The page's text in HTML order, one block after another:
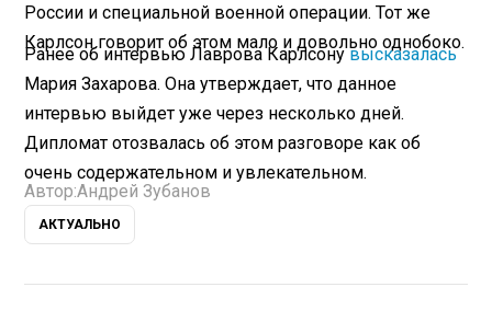
России и специальной военной операции. Тот же
Карлсон говорит об этом мало и довольно однобоко.
Ранее об интервью Лаврова Карлсонувысказалась
Мария Захарова. Она утверждает, что данное
интервью выйдет уже через несколько дней.
Дипломат отозвалась об этом разговоре как об
очень содержательном и увлекательном.
Автор:Андрей Зубанов
АКТУАЛЬНО